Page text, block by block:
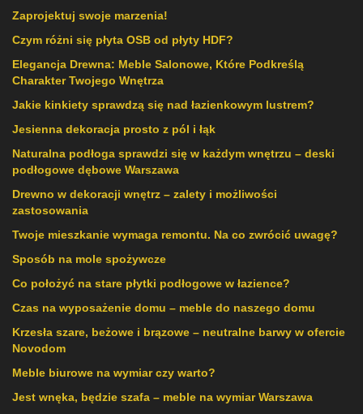
Zaprojektuj swoje marzenia!
Czym różni się płyta OSB od płyty HDF?
Elegancja Drewna: Meble Salonowe, Które Podkreślą
Charakter Twojego Wnętrza
Jakie kinkiety sprawdzą się nad łazienkowym lustrem?
Jesienna dekoracja prosto z pól i łąk
Naturalna podłoga sprawdzi się w każdym wnętrzu – deski
podłogowe dębowe Warszawa
Drewno w dekoracji wnętrz – zalety i możliwości
zastosowania
Twoje mieszkanie wymaga remontu. Na co zwrócić uwagę?
Sposób na mole spożywcze
Co położyć na stare płytki podłogowe w łazience?
Czas na wyposażenie domu – meble do naszego domu
Krzesła szare, beżowe i brązowe – neutralne barwy w ofercie
Novodom
Meble biurowe na wymiar czy warto?
Jest wnęka, będzie szafa – meble na wymiar Warszawa